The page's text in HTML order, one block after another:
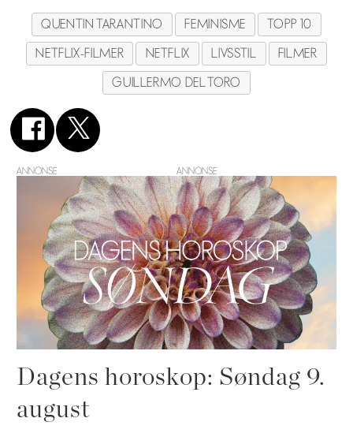
QUENTIN TARANTINO FEMINISME
TOPP 10
NETFLIX-FILMER
NETFLIX LIVSSTIL
FILMER
GUILLERMO DEL TORO
ANNONSE
Dagens horoskop: Søndag 9.
august